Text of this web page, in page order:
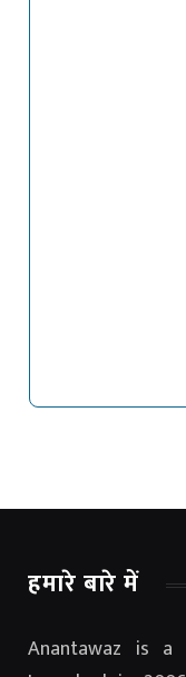
हमारे बारे में
Anantawaz is a